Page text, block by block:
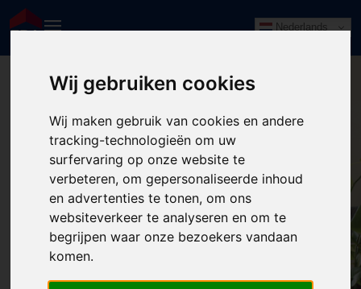
Wij gebruiken cookies
Wij maken gebruik van cookies en andere
tracking-technologieën om uw
surfervaring op onze website te
verbeteren, om gepersonaliseerde inhoud
en advertenties te tonen, om ons
websiteverkeer te analyseren en om te
begrijpen waar onze bezoekers vandaan
komen.
Nederlands